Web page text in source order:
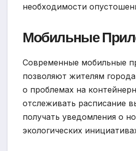
необходимости
Мобильные
Современные мобильные
позволяют жителям
о проблемах на
отслеживать расписание
получать уведомления о
экологических